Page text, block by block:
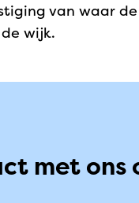
van waar
wijk.
met ons